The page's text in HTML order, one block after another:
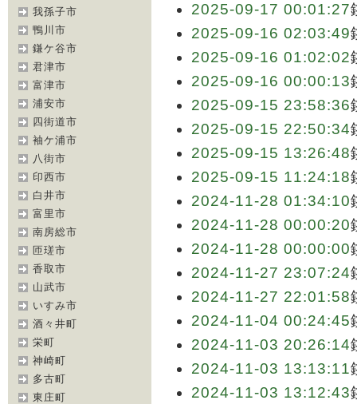
我孫子市
鴨川市
鎌ケ谷市
君津市
富津市
浦安市
四街道市
袖ケ浦市
八街市
印西市
白井市
富里市
南房総市
匝瑳市
香取市
山武市
いすみ市
酒々井町
栄町
神崎町
多古町
東庄町
2025-09-17 00:01:27
2025-09-16 02:03:49
2025-09-16 01:02:02
2025-09-16 00:00:13
2025-09-15 23:58:36
2025-09-15 22:50:34
2025-09-15 13:26:48
2025-09-15 11:24:18
2024-11-28 01:34:10
2024-11-28 00:00:20
2024-11-28 00:00:00
2024-11-27 23:07:24
2024-11-27 22:01:58
2024-11-04 00:24:45
2024-11-03 20:26:14
2024-11-03 13:13:11
2024-11-03 13:12:43